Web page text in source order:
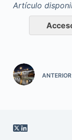
Artículo
ANTERIOR